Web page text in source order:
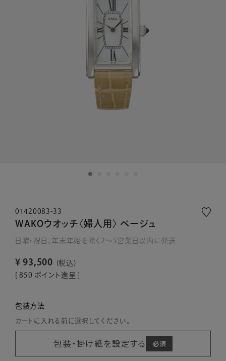
01420083-33
WAKOウオッチ〈婦人用〉 ベージュ
日曜・祝日、年末年始を除く2～5営業日以内に発送
¥ 93,500
税込
850 ポイント進呈 ]
包装方法
カートに入れる前に選択してください。
包装・掛け紙を設定する